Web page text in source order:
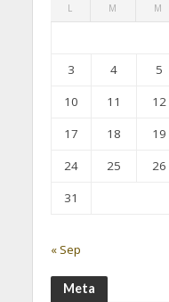
L M M
3
4 5
10
11 12
17
18 19
24
25 26
31
« Sep
Meta